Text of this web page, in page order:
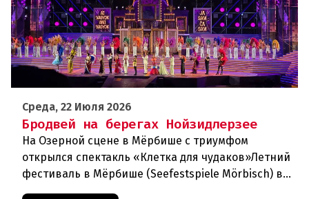
Среда, 22 Июля 2026
Бродвей на берегах Нойзидлерзее
На Озерной сцене в Мёрбише с триумфом
открылся спектакль «Клетка для чудаков»Летний
фестиваль в Мёрбише (Seefestspiele Mörbisch) в
очередной раз подтвердил свой